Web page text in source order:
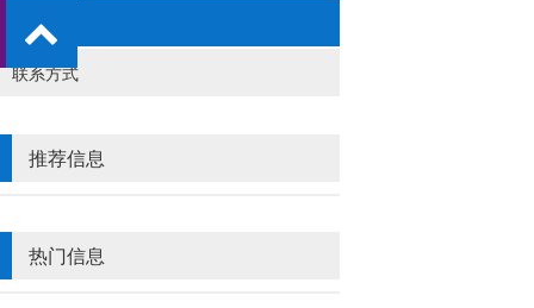
客户案例
联系方式
推荐信息
热门信息